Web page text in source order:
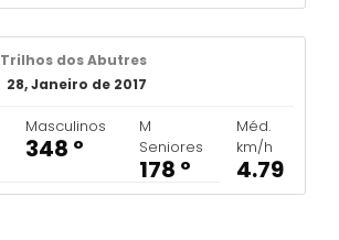
Trilhos dos Abutres
28, Janeiro de 2017
Masculinos
348 º
M
Seniores
178 º
Méd.
km/h
4.79